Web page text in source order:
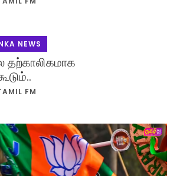
NEWS
தற்காலிகமாக
FM